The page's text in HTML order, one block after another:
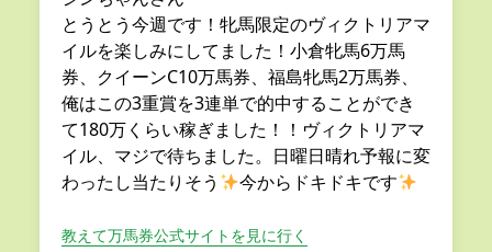
とうとう今週です！牝馬限定のヴィクトリアマ
イルを楽しみにしてました！小倉牝馬6万馬
券、クイーンC10万馬券、福島牝馬2万馬券、
俺はこの3重賞を3連単で的中することができ
て180万くらい稼ぎました！！ヴィクトリアマ
イル、マジで待ちました。日曜日晴れ予報に変
わったし当たりそう
今からドキドキです
教えて万馬券公式サイトを見に行く